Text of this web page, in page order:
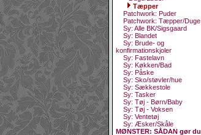
Tæpper
Patchwork: Puder
Patchwork: Tæpper/Duge
Sy: Alle BK/Sigsgaard
Sy: Blandet
Sy: Brude- og
konfirmationskjoler
Sy: Fastelavn
Sy: Køkken/Bad
Sy: Påske
Sy: Sko/støvler/hue
Sy: Sækkestole
Sy: Tasker
Sy: Tøj - Børn/Baby
Sy: Tøj - Voksen
Sy: Ventetøj
Sy: Æsker/Skåle
MØNSTER: SÅDAN gør du